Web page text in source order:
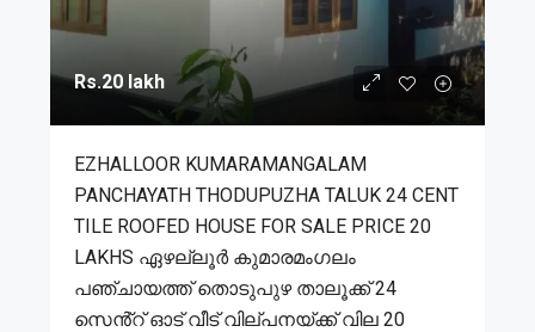
Rs.20 lakh
EZHALLOOR KUMARAMANGALAM
PANCHAYATH THODUPUZHA TALUK 24 CENT
TILE ROOFED HOUSE FOR SALE PRICE 20
LAKHS ഏഴല്ലൂർ കുമാരമംഗലം
പഞ്ചായത്ത് തൊടുപുഴ താലൂക്ക് 24
സെൻ്റ് ഓട് വീട് വില്പനയ്ക്ക് വില 20